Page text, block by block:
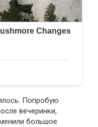
Попробую
вечеринки,
большое